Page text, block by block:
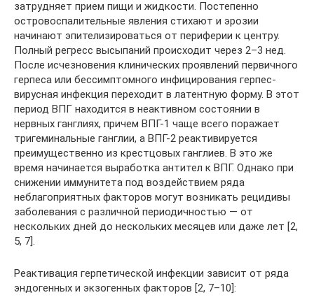
затрудняет прием пищи и жидкости. Постепенно
островоспалительные явления стихают и эрозии
начинают эпителизироваться от периферии к центру.
Полный регресс высыпаний происходит через 2–3 нед.
После исчезновения клинических проявлений первичного
герпеса или бессимптомного инфицирования герпес-
вирусная инфекция переходит в латентную форму. В этот
период ВПГ находится в неактивном состоянии в
нервных ганглиях, причем ВПГ-1 чаще всего поражает
тригеминальные ганглии, а ВПГ-2 реактивируется
преимущественно из крестцовых ганглиев. В это же
время начинается выработка антител к ВПГ. Однако при
снижении иммунитета под воздействием ряда
неблагоприятных факторов могут возникать рецидивы
заболевания с различной периодичностью — от
нескольких дней до нескольких месяцев или даже лет [2,
5, 7].
Реактивация герпетической инфекции зависит от ряда
эндогенных и экзогенных факторов [2, 7–10]: